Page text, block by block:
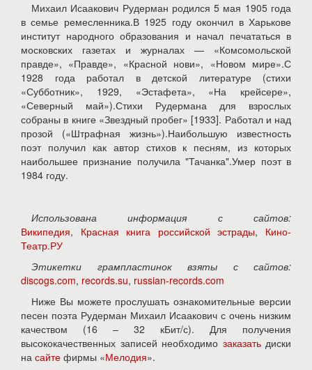
Михаил Исаакович Рудерман родился 5 мая 1905 года
в семье ремесленника.В 1925 году окончил в Харькове
институт народного образования и начал печататься в
московских газетах и журналах — «Комсомольской
правде», «Правде», «Красной нови», «Новом мире».С
1928 года работал в детской литературе (стихи
«Субботник», 1929, «Эстафета», «На крейсере»,
«Северный май»).Стихи Рудермана для взрослых
собраны в книге «Звездный пробег» [1933]. Работал и над
прозой («Штрафная жизнь»).Наибольшую известность
поэт получил как автор стихов к песням, из которых
наибольшее признание получила "Тачанка".Умер поэт в
1984 году.
Использована информация с сайтов:
Википедия, Красная книга российской эстрады, Кино-
Театр.РУ
Этикетки грампластинок взяты с сайтов:
discogs.com, records.su, russian-records.com
Ниже Вы можете прослушать ознакомительные версии
песен поэта Рудерман Михаил Исаакович с очень низким
качеством (16 – 32 кБит/с). Для получения
высококачественных записей необходимо заказатьдиски
на сайте фирмы «Мелодия».